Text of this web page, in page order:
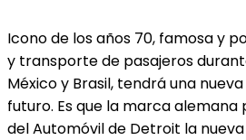
Icono de los años 70, famosa y
y transporte de pasajeros
México y Brasil, tendrá una
futuro. Es que la marca alemana
del Automóvil de Detroit la